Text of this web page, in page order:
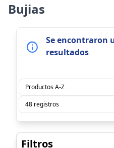
Bujias
Se encontraron
resultados
Filtros